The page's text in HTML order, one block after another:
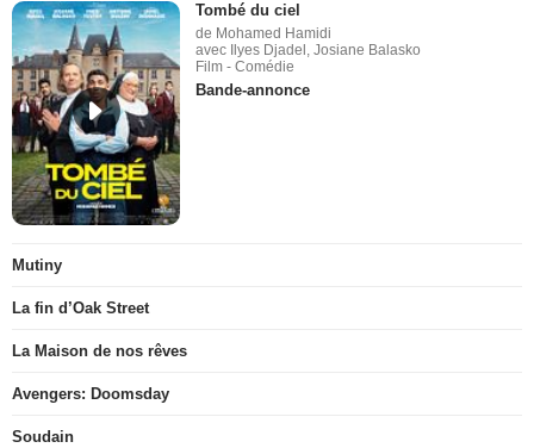
Tombé du ciel
de Mohamed Hamidi
avec Ilyes Djadel, Josiane Balasko
Film - Comédie
Bande-annonce
Mutiny
La fin d’Oak Street
La Maison de nos rêves
Avengers: Doomsday
Soudain